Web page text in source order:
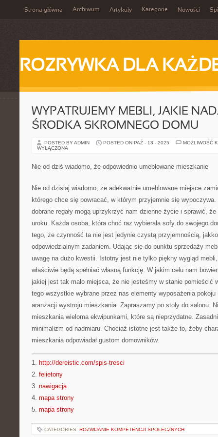
Strona główna Archiwum Artykuły Kategorie Nowości
ROZRYWKA DLA
WYPATRUJEMY MEBLI, JAKIE
ŚRODKA SKROMNEGO DOMU
POSTED BY ADMIN POSTED ON PAŹ - 13 - 2025
MOŻLIWOŚĆ
WYŁĄCZONA
Nie od dziś wiadomo, że odpowiednio umeblowane mieszkanie
Nie od dzisiaj wiadomo, że adekwatnie umeblowane miejsce
którego chce się powracać, w którym przyjemnie się wypoczywa.
dobrane regały mogą uprzykrzyć nam dzienne życie i sprawić,
uroku. Każda osoba, która choć raz wybierała sofy do swojego
tego, że czynność ta nie jest jedynie czystą przyjemnością,
odpowiedzialnym zadaniem. Udając się do punktu sprzedaży
uwagę na dużo kwestii. Istotny jest nie tylko piękny wygląd
właściwie będą spełniać własną funkcję. W jakim celu nam
jakiej jest tak mało miejsca, że nie jesteśmy w stanie pomieścić
tego wszystkie wybrane przez nas elementy wyposażenia
aranżacji wystroju mieszkania. Zapraszamy po stoły do salonu.
mieszkania wieloma ekwipunkami, które są nieprzydatne.
minimalizm od nadmiaru. Chociaż istotne jest także to, żeby
mieszkania odpowiadał gustom domowników.
1. http://dereistic.com/spis-tresci
2. felietony
3. nawigacja
4. mapa strony
5. mapa strony
CATEGORIES: ROZWIJANIE KOMPETENCJI SPOŁECZNYCH